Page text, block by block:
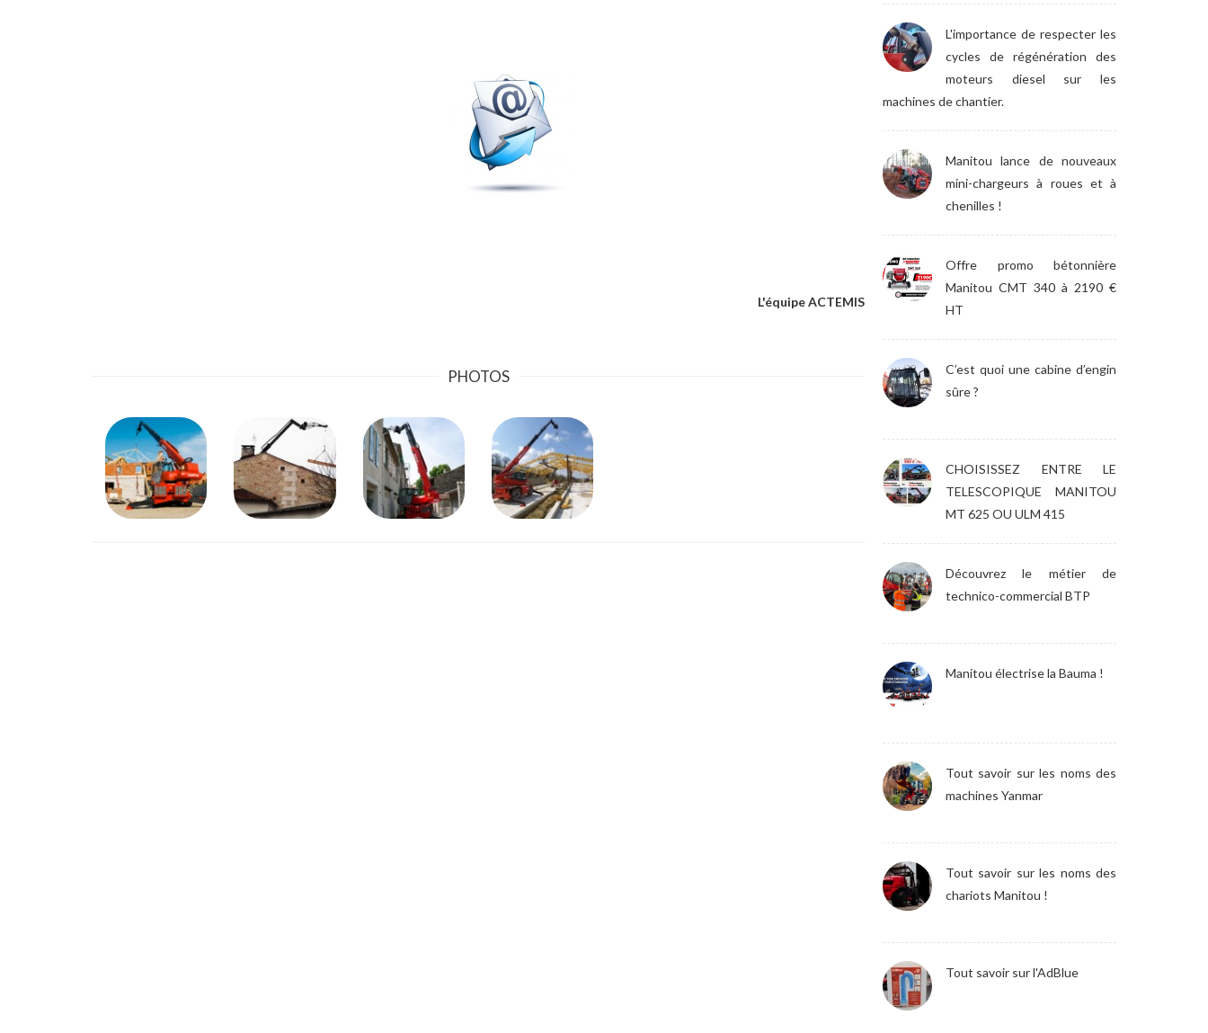
L'équipe ACTEMIS
PHOTOS
L'importance de respecter les
cycles de régénération des
moteurs diesel sur les
machines de chantier.
Manitou lance de nouveaux
mini-chargeurs à roues et à
chenilles !
Offre promo bétonnière
Manitou CMT 340 à 2190 €
HT
C’est quoi une cabine d’engin
sûre ?
CHOISISSEZ ENTRE LE
TELESCOPIQUE MANITOU
MT 625 OU ULM 415
Découvrez le métier de
technico-commercial BTP
Manitou électrise la Bauma !
Tout savoir sur les noms des
machines Yanmar
Tout savoir sur les noms des
chariots Manitou !
Tout savoir sur l'AdBlue